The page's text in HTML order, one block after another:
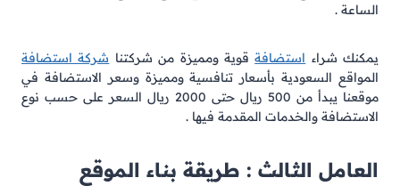
الساعة .
يمكنك شراء استضافةقوية ومميزة من شركتنا شركة استضافة
المواقع السعودية بأسعار تنافسية ومميزة وسعر الاستضافة في
موقعنا يبدأ من 500 ريال حتى 2000 ريال السعر على حسب نوع
الاستضافة والخدمات المقدمة فيها .
العامل الثالث : طريقة بناء الموقع